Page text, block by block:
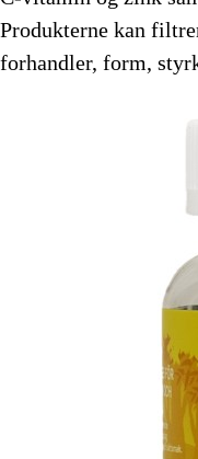
Produkterne kan
forhandler, form,